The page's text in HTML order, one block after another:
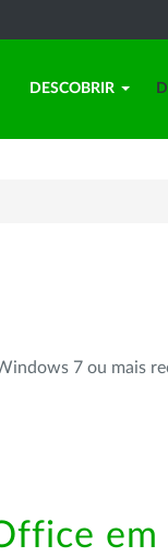
DESCOBRIR
7 ou mais
em